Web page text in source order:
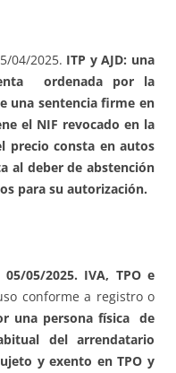
04/2025. ITP y AJD: una
ordenada por la
una sentencia firme en
el NIF revocado en la
precio consta en autos
al deber de abstención
para su autorización.
05/05/2025. IVA, TPO e
conforme a registro o
una persona física de
del arrendatario
y exento en TPO y